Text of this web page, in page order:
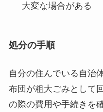
大変な場合がある
処分の手順
自分の住んでいる自治
布団が粗大ごみとして
の際の費用や手続きを